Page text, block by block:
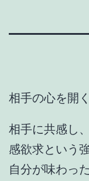
相手の心を開
相手に共感し
感欲求という
自分が味わっ